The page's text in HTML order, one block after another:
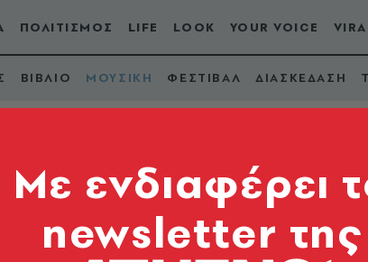
ΠΟΛΙΤΙΣΜΟΣ LIFE LOOK YOUR VOICE
ΒΙΒΛΙΟ ΜΟΥΣΙΚΗ ΦΕΣΤΙΒΑΛ ΔΙΑΣΚΕΔΑΣΗ
Mε ενδιαφέρει
newsletter της